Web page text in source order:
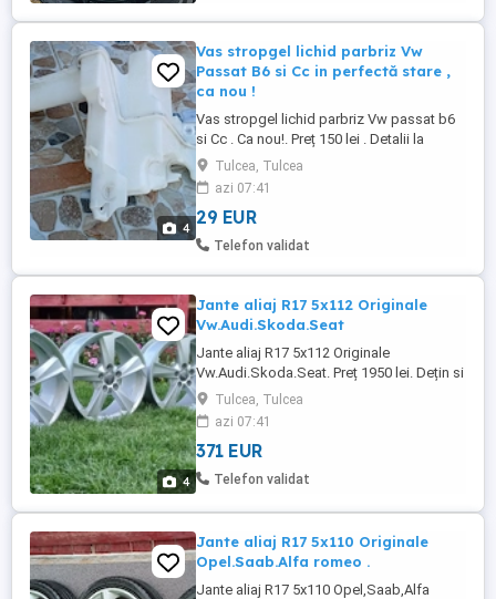
4
Vas stropgel lichid parbriz Vw
Passat B6 si Cc in perfectă stare ,
ca nou !
Vas stropgel lichid parbriz Vw passat b6
si Cc . Ca nou!. Preț 150 lei . Detalii la
075trei646doi65.
Tulcea, Tulcea
azi 07:41
29 EUR
Telefon validat
4
Jante aliaj R17 5x112 Originale
Vw.Audi.Skoda.Seat
Jante aliaj R17 5x112 Originale
Vw.Audi.Skoda.Seat. Preț 1950 lei. Dețin si
alte modele si dimensiuni de jante. Detalii
la 075trei646doi65. Locație județ Tulcea.
Tulcea, Tulcea
azi 07:41
371 EUR
Telefon validat
Jante aliaj R17 5x110 Originale
Opel.Saab.Alfa romeo .
Jante aliaj R17 5x110 Opel,Saab,Alfa